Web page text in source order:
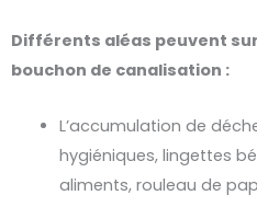
Différents aléas peuvent
bouchon de canalisation :
L’accumulation de
hygiéniques, lingettes
aliments, rouleau de